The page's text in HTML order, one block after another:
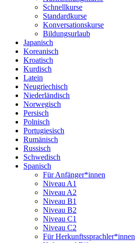
Schnellkurse
Standardkurse
Konversationskurse
Bildungsurlaub
Japanisch
Koreanisch
Kroatisch
Kurdisch
Latein
Neugriechisch
Niederländisch
Norwegisch
Persisch
Polnisch
Portugiesisch
Rumänisch
Russisch
Schwedisch
Spanisch
Für Anfänger*innen
Niveau A1
Niveau A2
Niveau B1
Niveau B2
Niveau C1
Niveau C2
Für Herkunftssprachler*innen